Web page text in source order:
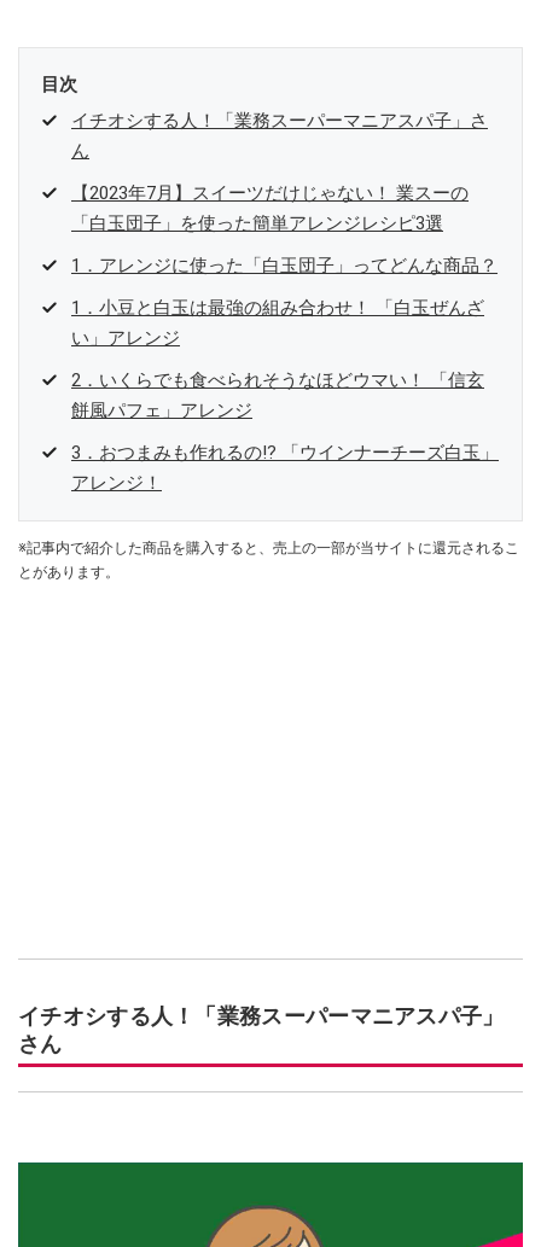
目次
イチオシする人！「業務スーパーマニアスパ子」さ
ん
【2023年7月】スイーツだけじゃない！ 業スーの
「白玉団子」を使った簡単アレンジレシピ3選
1．アレンジに使った「白玉団子」ってどんな商品？
1．小豆と白玉は最強の組み合わせ！ 「白玉ぜんざ
い」アレンジ
2．いくらでも食べられそうなほどウマい！ 「信玄
餅風パフェ」アレンジ
3．おつまみも作れるの⁉ 「ウインナーチーズ白玉」
アレンジ！
※記事内で紹介した商品を購入すると、売上の一部が当サイトに還元されるこ
とがあります。
イチオシする人！「業務スーパーマニアスパ子」
さん